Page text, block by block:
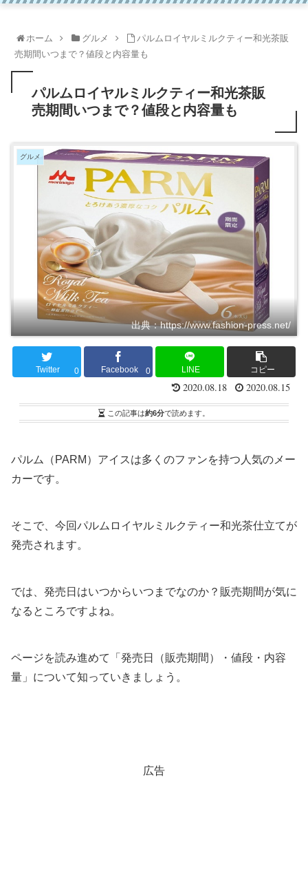
ホーム グルメ
パルムロイヤルミルクティー和光茶販
売期間いつまで？値段と内容量も
パルムロイヤルミルクティー和光茶販
売期間いつまで？値段と内容量も
グルメ
出典：https://www.fashion-press.net/
Twitter 0 Facebook 0 LINE コピー
2020.08.18 2020.08.15
この記事は約6分で読めます。
パルム（PARM）アイスは多くのファンを持つ人気のメー
カーです。
そこで、今回パルムロイヤルミルクティー和光茶仕立てが
発売されます。
では、発売日はいつからいつまでなのか？販売期間が気に
なるところですよね。
ページを読み進めて「発売日（販売期間）・値段・内容
量」について知っていきましょう。
広告